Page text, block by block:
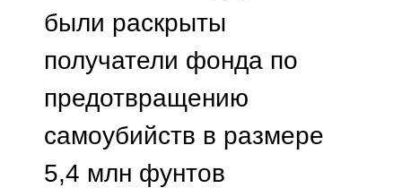
были раскрыты
получатели фонда по
предотвращению
самоубийств в размере
5,4 млн фунтов